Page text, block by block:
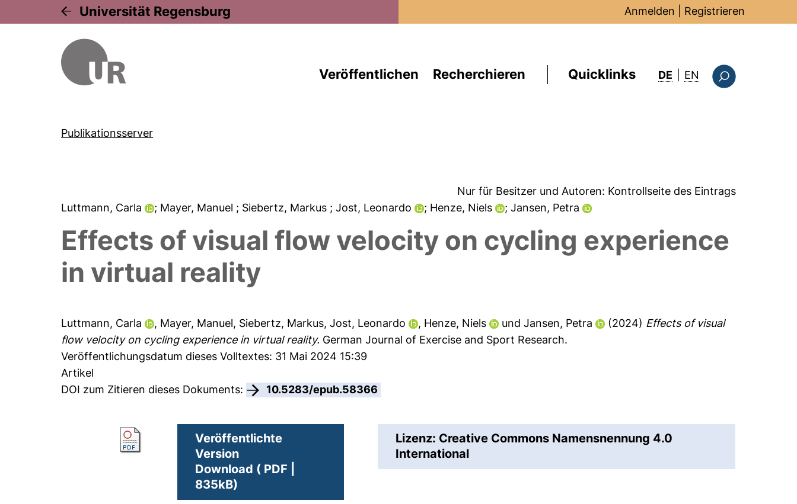
Universität Regensburg Anmelden Registrieren
Veröffentlichen Recherchieren Quicklinks DE EN : this page in
Publikationsserver
Nur für Besitzer und Autoren: Kontrollseite des Eintrags
Luttmann, Carla
; Mayer, Manuel ; Siebertz, Markus ; Jost, Leonardo ; Henze, Niels ; Jansen, Petra
Effects of visual flow velocity on cycling experience
in virtual reality
Luttmann, Carla , Mayer, Manuel, Siebertz, Markus,Jost, Leonardo , Henze, Niels undJansen, Petra (2024) Effects of visual
flow velocity on cycling experience in virtual reality. German Journal of Exercise and Sport Research.
Veröffentlichungsdatum dieses Volltextes: 31 Mai 2024 15:39
Artikel
DOI zum Zitieren dieses Dokuments:
10.5283/epub.58366
Veröffentlichte
Version
Download ( PDF |
835kB)
Lizenz: Creative Commons Namensnennung 4.0
International